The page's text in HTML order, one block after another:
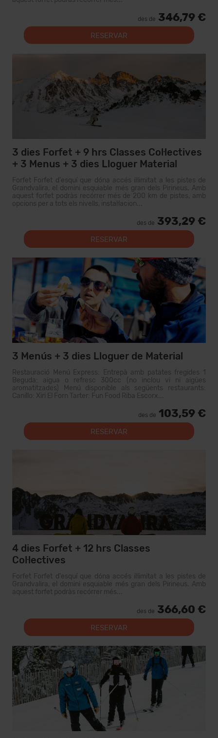
des de 346,79 €
RESERVAR
3 dies Forfet + 9 hrs Classes Col·lectives
+ 3 Menus + 3 dies Lloguer Material
Forfet Forfet d'esquí que dóna accés il·limitat a les pistes de
Grandvalira, el domini esquiable més gran dels Pirineus. Amb
aquest forfet podràs recórrer més de 200 km de pistes, amb
opcions per a tots els nivells, instal·lacion...
des de 393,29 €
RESERVAR
3 Menús + 3 dies Lloguer de Material
Restauració Menú Express: Entrepà amb patates fregides 1
Beguda: aigua o refresc 300cc (no inclou vi ni aigües
aromatitzades) Menú disponible als següents restaurants:
Canillo: Xiri El Forn Tarter: Fun Food Riba Escorx...
des de 103,59 €
RESERVAR
4 dies Forfet + 12 hrs Classes
Col·lectives
Forfet Forfet d'esquí que dóna accés il·limitat a les pistes de
Grandvalira, el domini esquiable més gran dels Pirineus. Amb
aquest forfet podràs recórrer més...
des de 366,60 €
RESERVAR